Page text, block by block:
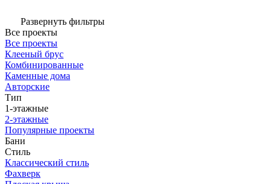
Развернуть фильтры
Все проекты
Все проекты
Клееный брус
Комбинированные
Каменные дома
Авторские
Тип
1-этажные
2-этажные
Популярные проекты
Бани
Стиль
Классический стиль
Фахверк